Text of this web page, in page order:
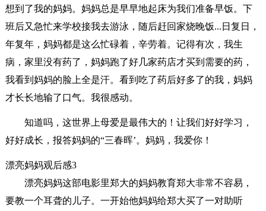
想到了我的妈妈。妈妈总是早早地起床为我们准备早饭。下
班后又急忙来学校接我去游泳，随后赶回家烧晚饭...日复日，
年复年，妈妈都是这么忙碌着，辛劳着。记得有次，我生
病，家里没有药了，妈妈跑了好几家药店才买到需要的药，
我看到妈妈的脸上全是汗。看到吃了药后好多了的我，妈妈
才长长地输了口气。我很感动。
知道吗，这世界上母爱是最伟大的！让我们好好学习，
好好成长，报答妈妈的“三春晖’。妈妈，我爱你！
漂亮妈妈观后感3
漂亮妈妈这部电影里郑大的妈妈教育郑大非常不容易，
要教一个耳聋的儿子。一开始他妈妈给郑大买了一对助听